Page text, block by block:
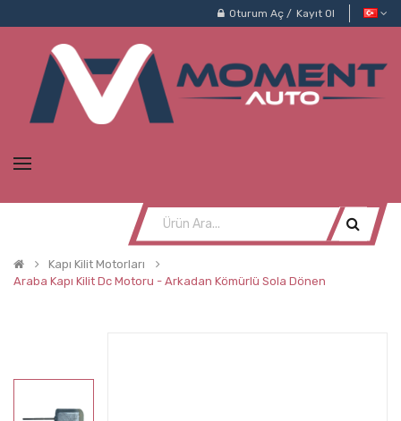
Oturum Aç / Kayıt Ol
Kapı Kilit Motorları
Araba Kapı Kilit Dc Motoru - Arkadan Kömürlü Sola Dönen